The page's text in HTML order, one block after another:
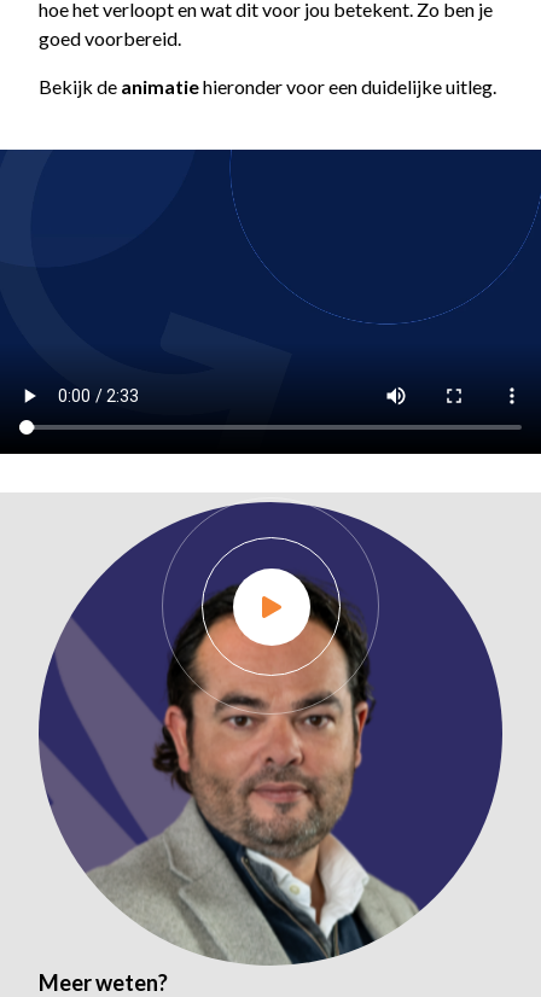
hoe het verloopt en wat dit voor jou betekent. Zo ben je
goed voorbereid.
Bekijk de animatiehieronder voor een duidelijke uitleg.
Meer weten?